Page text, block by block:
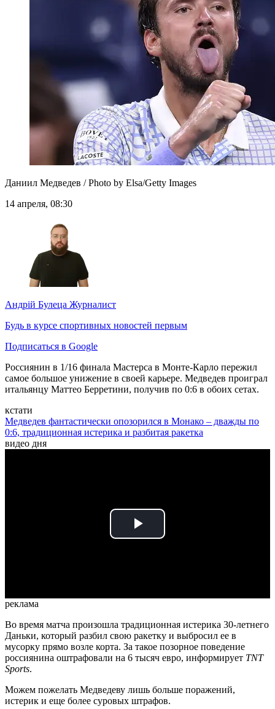
Даниил Медведев / Photo by Elsa/Getty Images
14 апреля, 08:30
Андрій Булеца Журналист
Будь в курсе спортивных новостей первым
Подписаться в Google
Россиянин в 1/16 финала Мастерса в Монте-Карло пережил
самое большое унижение в своей карьере. Медведев проиграл
итальянцу Маттео Берретини, получив по 0:6 в обоих сетах.
кстати
Медведев фантастически опозорился в Монако – дважды по
0:6, традиционная истерика и разбитая ракетка
видео дня
Play
реклама
Во время матча произошла традиционная истерика 30-летнего
Даньки, который разбил свою ракетку и выбросил ее в
мусорку прямо возле корта. За такое позорное поведение
россиянина оштрафовали на 6 тысяч евро, информирует TNT
Sports.
Можем пожелать Медведеву лишь больше поражений,
истерик и еще более суровых штрафов.